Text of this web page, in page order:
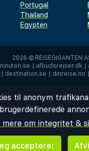
Portugal
Thailand
Egypten
2026 © REISEGIGANTEN
| afbudsrejser.dk |
| destination.se | dinreise.no |
til anonym
brugerdefinerede
om integritet &
accepterer